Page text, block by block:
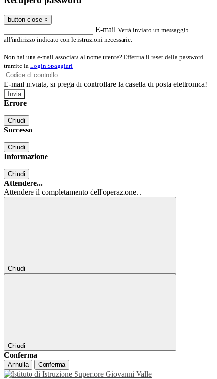
button close ×
E-mail Verrà inviato un messaggio
all'indirizzo indicato con le istruzioni necessarie.
Non hai una e-mail associata al nome utente? Effettua il reset della password
tramite la Login Spaggiari
E-mail inviata, si prega di controllare la casella di posta elettronica!
Errore
Chiudi
Successo
Chiudi
Informazione
Chiudi
Attendere...
Attendere il completamento dell'operazione...
Chiudi
Chiudi
Conferma
Annulla Conferma